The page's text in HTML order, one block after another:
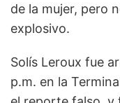
de la mujer, pero
explosivo.
Solís Leroux fue
p.m. en la